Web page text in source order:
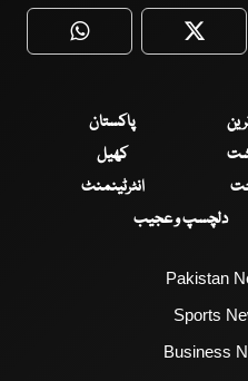
WhatsApp
پاکستان
کھیل
انٹرٹینمنٹ
دلچسپ و عجیب
Pakistan
Sports
Business